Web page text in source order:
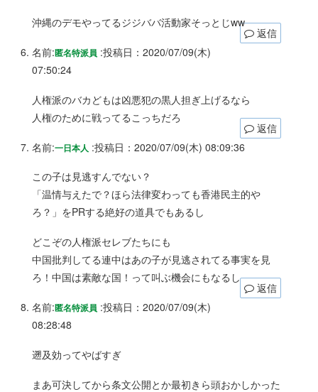
沖縄のデモやってるジジババ活動家そっとじww
返信
名前:匿名特派員 :投稿日：2020/07/09(木)
07:50:24
人権派のバカどもは凶悪犯の黒人担ぎ上げるなら
人権のために戦ってるこっちだろ
返信
名前:一日本人 :投稿日：2020/07/09(木) 08:09:36
この子は見逃すんでない？
「温情与えたで？ほら法律変わっても香港民主的や
ろ？」をPRする絶好の道具でもあるし
どこぞの人権派セレブたちにも
中国批判してる連中はあの子が見逃されてる事実を見
ろ！中国は素敵な国！って叫ぶ機会にもなるし
返信
名前:匿名特派員 :投稿日：2020/07/09(木)
08:28:48
遡及効ってやばすぎ
まあ可決してから条文公開とか最初きら頭おかしかった